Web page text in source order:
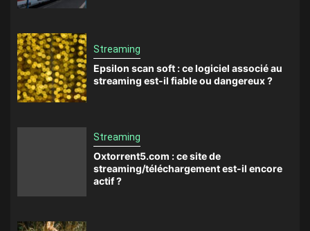
Streaming
Epsilon scan soft : ce logiciel associé au
streaming est-il fiable ou dangereux ?
Streaming
Oxtorrent5.com : ce site de
streaming/téléchargement est-il encore
actif ?